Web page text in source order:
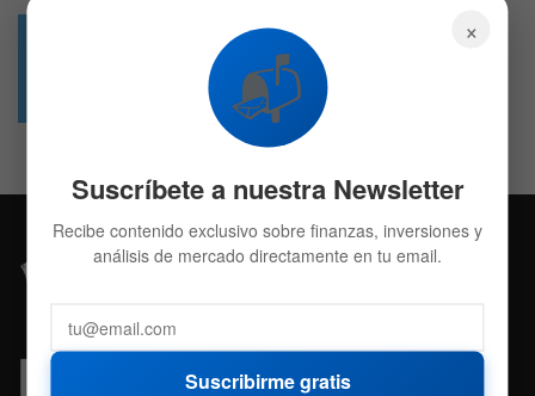
4.7k
Followers
×
📬
Suscríbete a nuestra Newsletter
Recibe contenido exclusivo sobre finanzas, inversiones y
análisis de mercado directamente en tu email.
Suscribirme gratis